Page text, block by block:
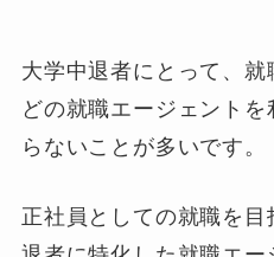
大学中退者にとって、就
どの就職エージェント
らないことが多いです。
正社員としての就職を